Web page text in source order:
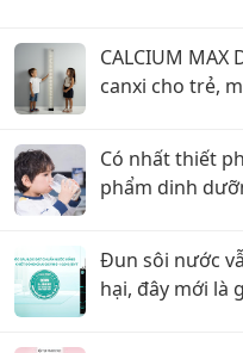
CALCIUM
canxi cho trẻ,
Có nhất thiết
phẩm dinh
Đun sôi nước
hại, đây mới là